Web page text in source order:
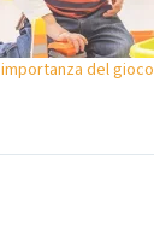
del gioco